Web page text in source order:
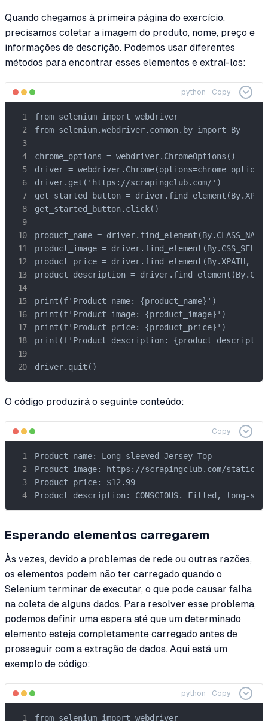
Quando chegamos à primeira página do exercício,
precisamos coletar a imagem do produto, nome, preço e
informações de descrição. Podemos usar diferentes
métodos para encontrar esses elementos e extraí-los:
python Copy
from selenium import webdriver
from selenium.webdriver.common.by import By
chrome_options = webdriver.ChromeOptions()
driver =
driver.get('https://scrapingclub.com/')
get_started_button =
get_started_button.click()
product_name =
product_image =
product_price = driver.find_element(By.XPATH,
product_description =
print(f'Product name: {product_name}')
print(f'Product image: {product_image}')
print(f'Product price: {product_price}')
print(f'Product description:
driver.quit()
O código produzirá o seguinte conteúdo:
Copy
Product name: Long-sleeved Jersey Top
Product image: https://scrapingclub.com/static/
Product price: $12.99
Product description: CONSCIOUS. Fitted, long-
Esperando elementos carregarem
Às vezes, devido a problemas de rede ou outras razões,
os elementos podem não ter carregado quando o
Selenium terminar de executar, o que pode causar falha
na coleta de alguns dados. Para resolver esse problema,
podemos definir uma espera até que um determinado
elemento esteja completamente carregado antes de
prosseguir com a extração de dados. Aqui está um
exemplo de código:
python Copy
from selenium import webdriver